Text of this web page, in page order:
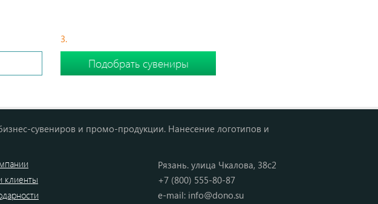
3.
сувениров и промо-продукции. Нанесение логотипов и
клиенты
Рязань. улица Чкалова, 38с2
+7 (800) 555-80-87
e-mail: info@dono.su